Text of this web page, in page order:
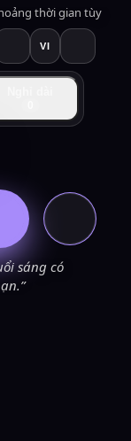
VI
thời gian tùy
sáng có